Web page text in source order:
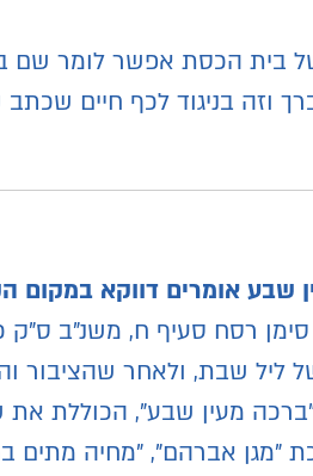
בית הכסת אפשר לומר שם
וזה בניגוד לכף חיים
שבע אומרים דווקא במקום
רסח סעיף ח, משנ”ב
שבת, ולאחר שהציבור
מעין שבע", הכוללת
"מגן אברהם", "מחיה